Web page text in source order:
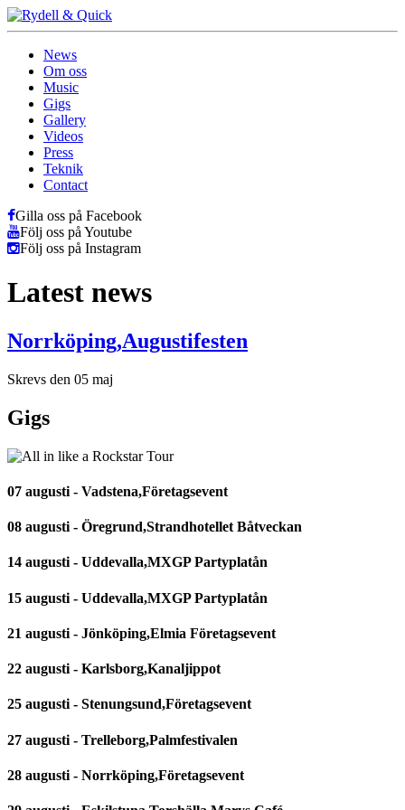
News
Om oss
Music
Gigs
Gallery
Videos
Press
Teknik
Contact
Gilla oss på Facebook
Följ oss på Youtube
Följ oss på Instagram
Latest news
Norrköping,Augustifesten
Skrevs den 05 maj
Gigs
07 augusti - Vadstena,Företagsevent
08 augusti - Öregrund,Strandhotellet Båtveckan
14 augusti - Uddevalla,MXGP Partyplatån
15 augusti - Uddevalla,MXGP Partyplatån
21 augusti - Jönköping,Elmia Företagsevent
22 augusti - Karlsborg,Kanaljippot
25 augusti - Stenungsund,Företagsevent
27 augusti - Trelleborg,Palmfestivalen
28 augusti - Norrköping,Företagsevent